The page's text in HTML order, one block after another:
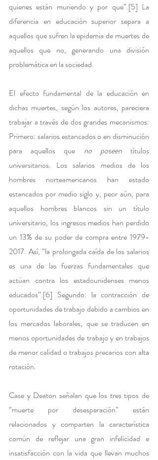
quienes están muriendo y por que”.[5] La
diferencia en educación superior separa a
aquellos que sufren la epidemia de muertes de
aquellos que no, generando una división
problemática en la sociedad.
El efecto fundamental de la educación en
dichas muertes, según los autores, pareciera
trabajar a través de dos grandes mecanismos:
Primero: salarios estancados o en disminución
para aquellos que no poseen títulos
universitarios. Los salarios medios de los
hombres norteamericanos han estado
estancados por medio siglo y, peor aún, para
aquellos hombres blancos sin un título
universitario, los ingresos medios han perdido
un 13% de su poder de compra entre 1979-
2017. Así, “la prolongada caída de los salarios
es una de las fuerzas fundamentales que
actúan contra los estadounidenses menos
educados”.[6] Segundo: la contracción de
oportunidades de trabajo debido a cambios en
los mercados laborales, que se traducen en
menos oportunidades de trabajo y en trabajos
de menor calidad o trabajos precarios con alta
rotación.
Case y Deaton señalan que los tres tipos de
“muerte por desesperación” están
relacionados y comparten la característica
común de reflejar una gran infelicidad e
insatisfacción con la vida que llevan muchos